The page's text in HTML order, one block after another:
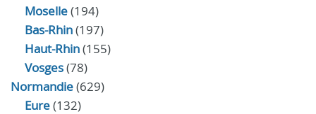
Moselle(194)
Bas-Rhin(197)
Haut-Rhin(155)
Vosges(78)
Normandie(629)
Eure(132)